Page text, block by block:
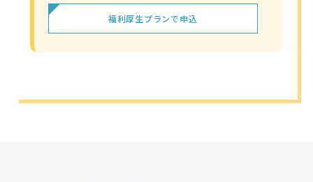
福利厚生プランで申込